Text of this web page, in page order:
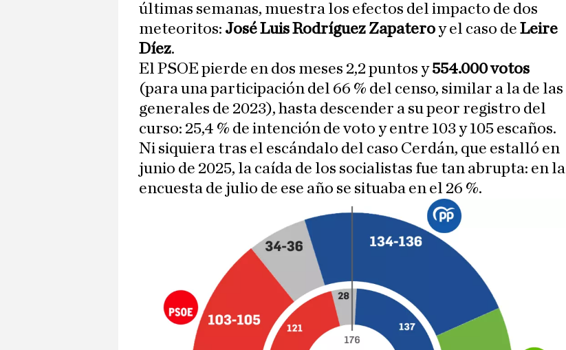
últimas semanas, muestra los efectos del impacto de dos
meteoritos: José Luis Rodríguez Zapateroy el caso de Leire
Díez.
El PSOE pierde en dos meses 2,2 puntos y554.000 votos
(para una participación del 66 % del censo, similar a la de las
generales de 2023), hasta descender a su peor registro del
curso: 25,4 % de intención de voto y entre 103 y 105 escaños.
Ni siquiera tras el escándalo del caso Cerdán, que estalló en
junio de 2025, la caída de los socialistas fue tan abrupta: en la
encuesta de julio de ese año se situaba en el 26 %.